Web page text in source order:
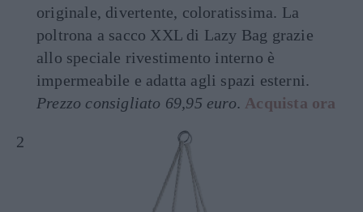
originale, divertente, coloratissima. La
poltrona a sacco XXL di Lazy Bag grazie
allo speciale rivestimento interno è
impermeabile e adatta agli spazi esterni.
Prezzo consigliato 69,95 euro. Acquista ora